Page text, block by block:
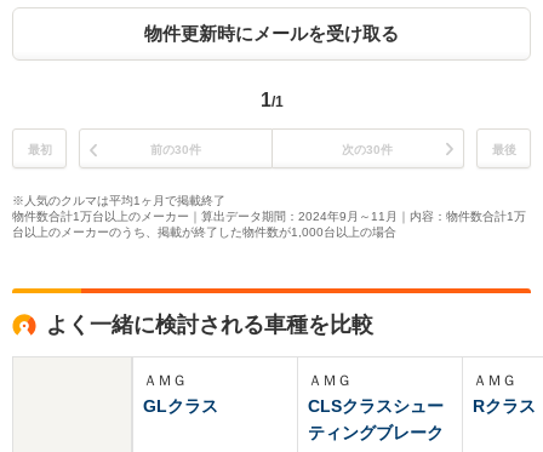
物件更新時にメールを受け取る
1/1
最初 前の30件 次の30件 最後
※人気のクルマは平均1ヶ月で掲載終了
物件数合計1万台以上のメーカー｜算出データ期間：2024年9月～11月｜内容：物件数合計1万
台以上のメーカーのうち、掲載が終了した物件数が1,000台以上の場合
よく一緒に検討される車種を比較
ＡＭＧ
GLクラス
ＡＭＧ
CLSクラスシュー
ティングブレーク
ＡＭＧ
Rクラス